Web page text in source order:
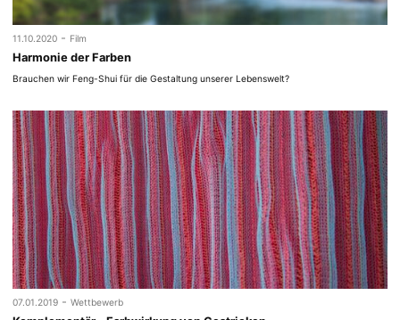
11.10.2020 - Film
Harmonie der Farben
Brauchen wir Feng-Shui für die Gestaltung unserer Lebenswelt?
07.01.2019 - Wettbewerb